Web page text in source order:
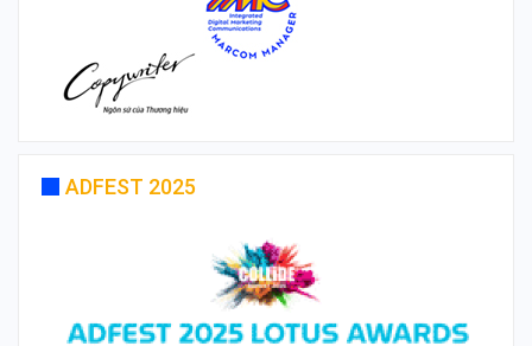
ADFEST 2025